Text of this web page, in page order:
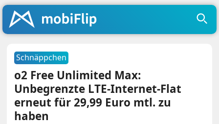
Schnäppchen
o2 Free Unlimited Max:
Unbegrenzte LTE-Internet-Flat
erneut für 29,99 Euro mtl. zu
haben